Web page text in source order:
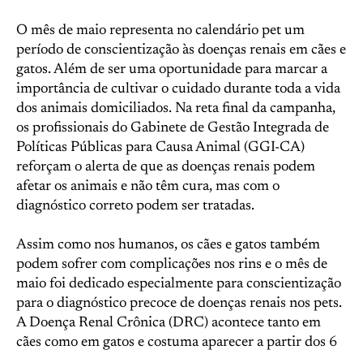
O mês de maio representa no calendário pet um
período de conscientização às doenças renais em cães e
gatos. Além de ser uma oportunidade para marcar a
importância de cultivar o cuidado durante toda a vida
dos animais domiciliados. Na reta final da campanha,
os profissionais do Gabinete de Gestão Integrada de
Políticas Públicas para Causa Animal (GGI-CA)
reforçam o alerta de que as doenças renais podem
afetar os animais e não têm cura, mas com o
diagnóstico correto podem ser tratadas.
Assim como nos humanos, os cães e gatos também
podem sofrer com complicações nos rins e o mês de
maio foi dedicado especialmente para conscientização
para o diagnóstico precoce de doenças renais nos pets.
A Doença Renal Crônica (DRC) acontece tanto em
cães como em gatos e costuma aparecer a partir dos 6